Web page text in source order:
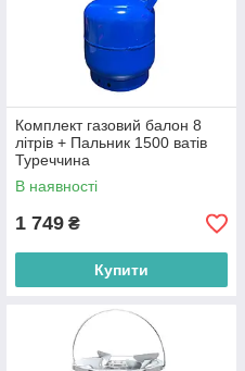
Комплект газовий балон 8
літрів + Пальник 1500 ватів
Туреччина
В наявності
1 749 ₴
Купити